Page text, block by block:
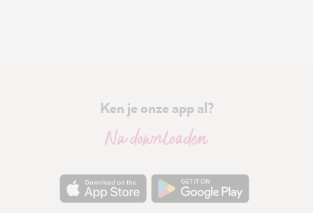
Ken je onze app al?
Nu downloaden